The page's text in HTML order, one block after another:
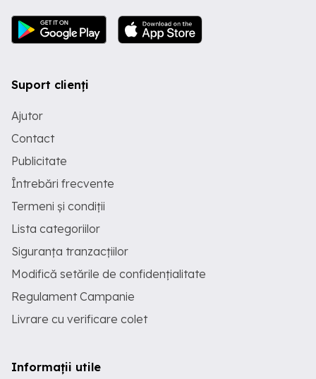
Suport clienți
Ajutor
Contact
Publicitate
Întrebări frecvente
Termeni și condiții
Lista categoriilor
Siguranța tranzacțiilor
Modifică setările de confidențialitate
Regulament Campanie
Livrare cu verificare colet
Informații utile